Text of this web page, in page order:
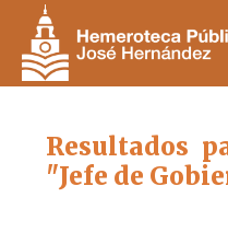
Resultados
"Jefe de